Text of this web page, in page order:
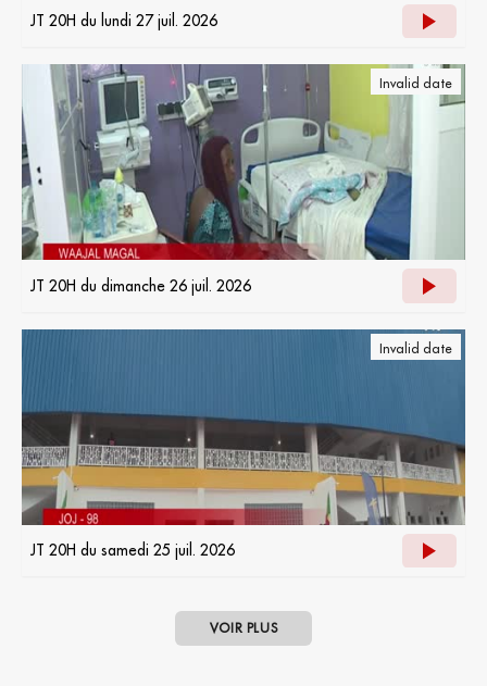
JT 20H du lundi 27 juil. 2026
Invalid date
JT 20H du dimanche 26 juil. 2026
Invalid date
JT 20H du samedi 25 juil. 2026
VOIR PLUS